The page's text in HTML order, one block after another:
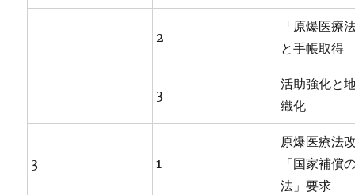
2
「原爆医療
と手帳取得
3
活助強化と
織化
3 1
原爆医療法
「国家補償
法」要求